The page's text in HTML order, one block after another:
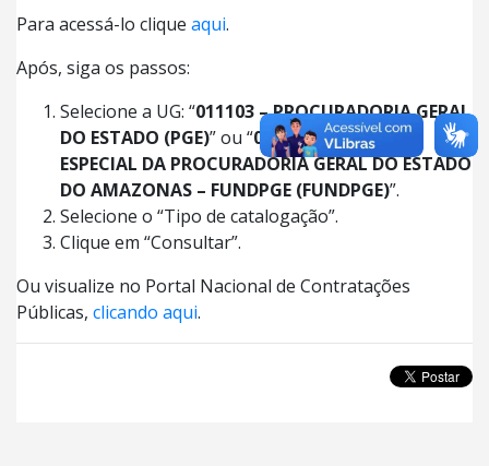
Para acessá-lo clique aqui.
Após, siga os passos:
Selecione a UG: “011103 – PROCURADORIA GERAL
DO ESTADO (PGE)” ou “011706 – FUNDO
ESPECIAL DA PROCURADORIA GERAL DO ESTADO
DO AMAZONAS – FUNDPGE (FUNDPGE)”.
Selecione o “Tipo de catalogação”.
Clique em “Consultar”.
Ou visualize no Portal Nacional de Contratações
Públicas, clicando aqui.